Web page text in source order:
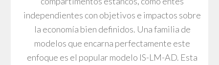
independientes con objetivos e impactos sobre
la economía bien definidos. Una familia de
modelos que encarna perfectamente este
enfoque es el popular modelo IS-LM-AD. Esta